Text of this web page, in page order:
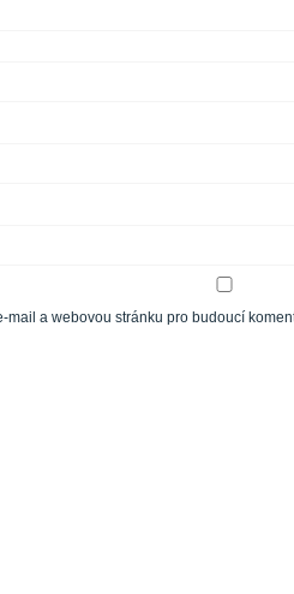
mail a webovou stránku pro budoucí